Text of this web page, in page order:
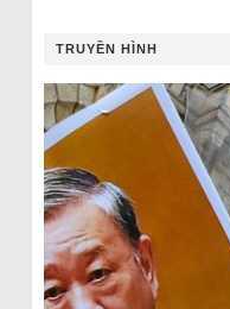
TRUYỀN HÌNH